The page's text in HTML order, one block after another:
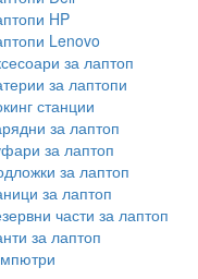
HP
Lenovo
за лаптоп
за лаптопи
станции
за лаптоп
за лаптоп
за лаптоп
за лаптоп
части за лаптоп
за лаптоп